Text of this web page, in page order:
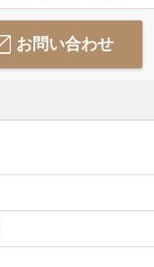
お問い合わせ